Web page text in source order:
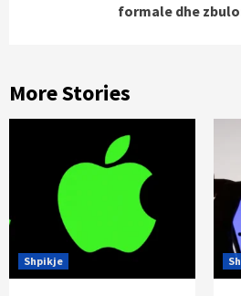
formale dhe
More Stories
Shpikje